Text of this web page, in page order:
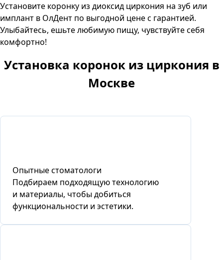
Установите коронку из диоксид циркония на зуб или
имплант в ОлДент по выгодной цене с гарантией.
Улыбайтесь, ешьте любимую пищу, чувствуйте себя
комфортно!
Установка коронок из циркония в
Москве
Опытные стоматологи
Подбираем подходящую технологию
и материалы, чтобы добиться
функциональности и эстетики.